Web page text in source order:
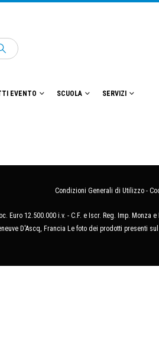
EVENTO SCUOLA SERVIZI
Condizioni Generali di Utilizzo -
12.500.000 i.v. - C.F. e Iscr. Reg. Imp.
D'Ascq, Francia Le foto dei prodotti presenti